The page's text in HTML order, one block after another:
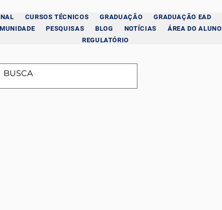
CURSOS TÉCNICOS GRADUAÇÃO GRADUAÇÃO EAD
PESQUISAS BLOG NOTÍCIAS ÁREA DO ALUNO
REGULATÓRIO